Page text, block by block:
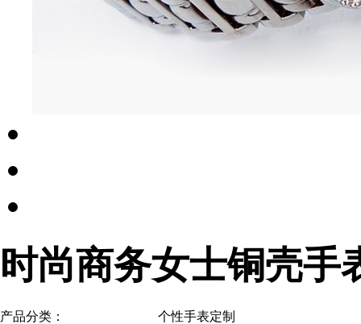
时尚商务女士铜壳手
产品分类：
个性手表定制